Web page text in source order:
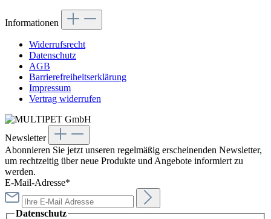
Informationen
Widerrufsrecht
Datenschutz
AGB
Barrierefreiheitserklärung
Impressum
Vertrag widerrufen
Newsletter
Abonnieren Sie jetzt unseren regelmäßig erscheinenden Newsletter,
um rechtzeitig über neue Produkte und Angebote informiert zu
werden.
E-Mail-Adresse*
Datenschutz